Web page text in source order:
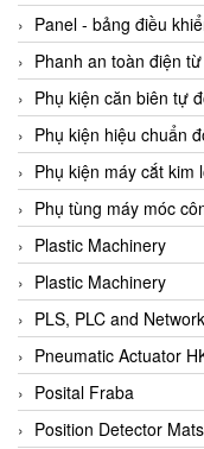
BEKO
Belimo
Benetech Vietnam
Bently Nevada
Bentone Vietnam
Bernstein Vietnam
Berthold
Bestech
Bestech
BETA
Bifold
Bihl+wiedemann
Panel - bảng điều
Phanh an toàn điện từ
Phụ kiện căn biên tự
Phụ kiện hiệu chuẩn
Phụ kiện máy cắt kim
Phụ tùng máy móc
Plastic Machinery
Plastic Machinery
PLS, PLC and
Pneumatic Actuator
Posital Fraba
Position Detector